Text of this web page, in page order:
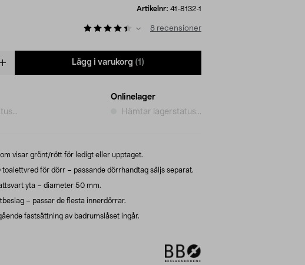
Artikelnr: 41-8132-1
8 recensioner
Lägg i varukorg (1)
Onlinelager
Hämtar lagerstatus...
visar grönt/rött för ledigt eller upptaget.
toalettvred för dörr – passande dörrhandtag säljs separat.
yta – diameter 50 mm.
– passar de flesta innerdörrar.
fastsättning av badrumslåset ingår.